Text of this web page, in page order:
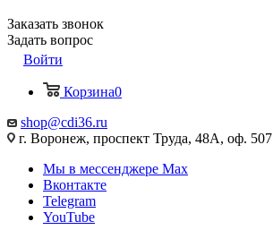
Заказать звонок
Задать вопрос
Войти
Корзина0
shop@cdi36.ru
г. Воронеж, проспект Труда, 48А, оф. 507
Мы в мессенджере Max
Вконтакте
Telegram
YouTube